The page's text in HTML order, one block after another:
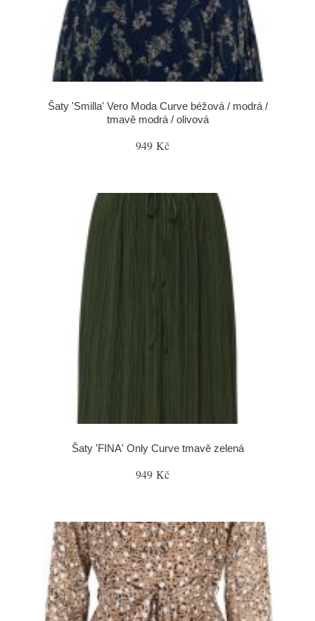
Šaty 'Smilla' Vero Moda Curve béžová / modrá /
tmavě modrá / olivová
949 Kč
Šaty 'FINA' Only Curve tmavě zelená
949 Kč